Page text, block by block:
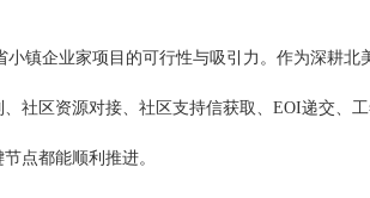
镇企业家项目的可行性与吸引力。作为深耕北
社区资源对接、社区支持信获取、EOI递交、
点都能顺利推进。